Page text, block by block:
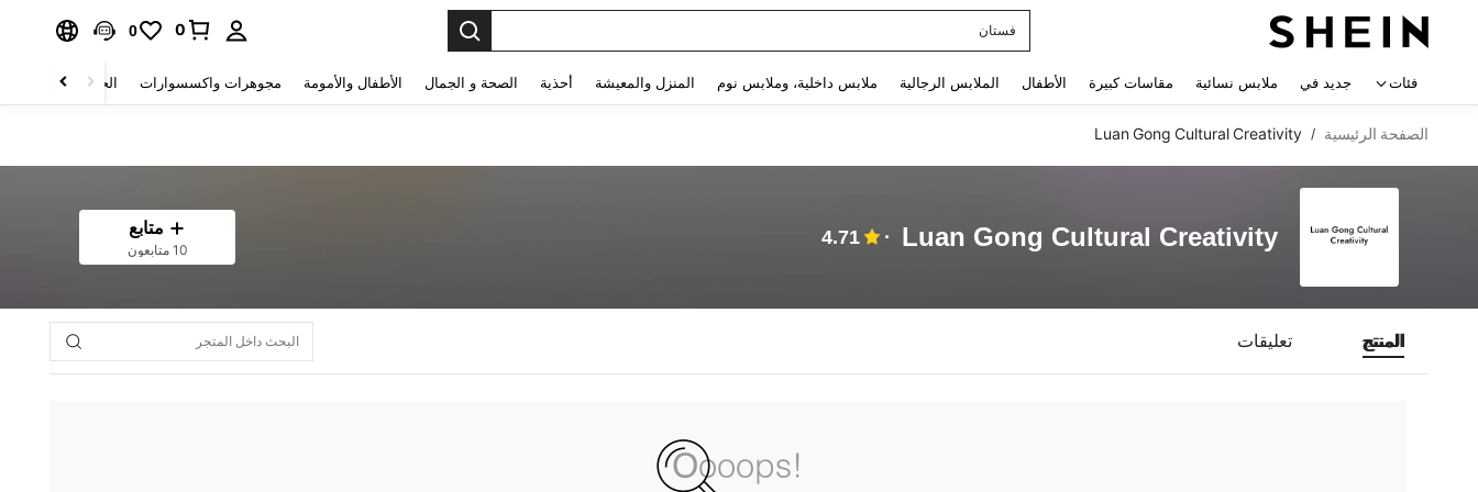
فستان
0
0
فئات جديد في ملابس نسائية مقاسات كبيرة الأطفال الملابس الرجالية ملابس داخلية، وملابس نوم المنزل والمعيشة أحذية الصحة و الجمال الأطفال والأمومة مجوهرات واكسسوارات الحقائب والأمتعة
الصفحة الرئيسية /
Luan Gong Cultural Creativity
Luan Gong Cultural Creativity
4.71 متابع
10 متابعون
المنتج تعليقات